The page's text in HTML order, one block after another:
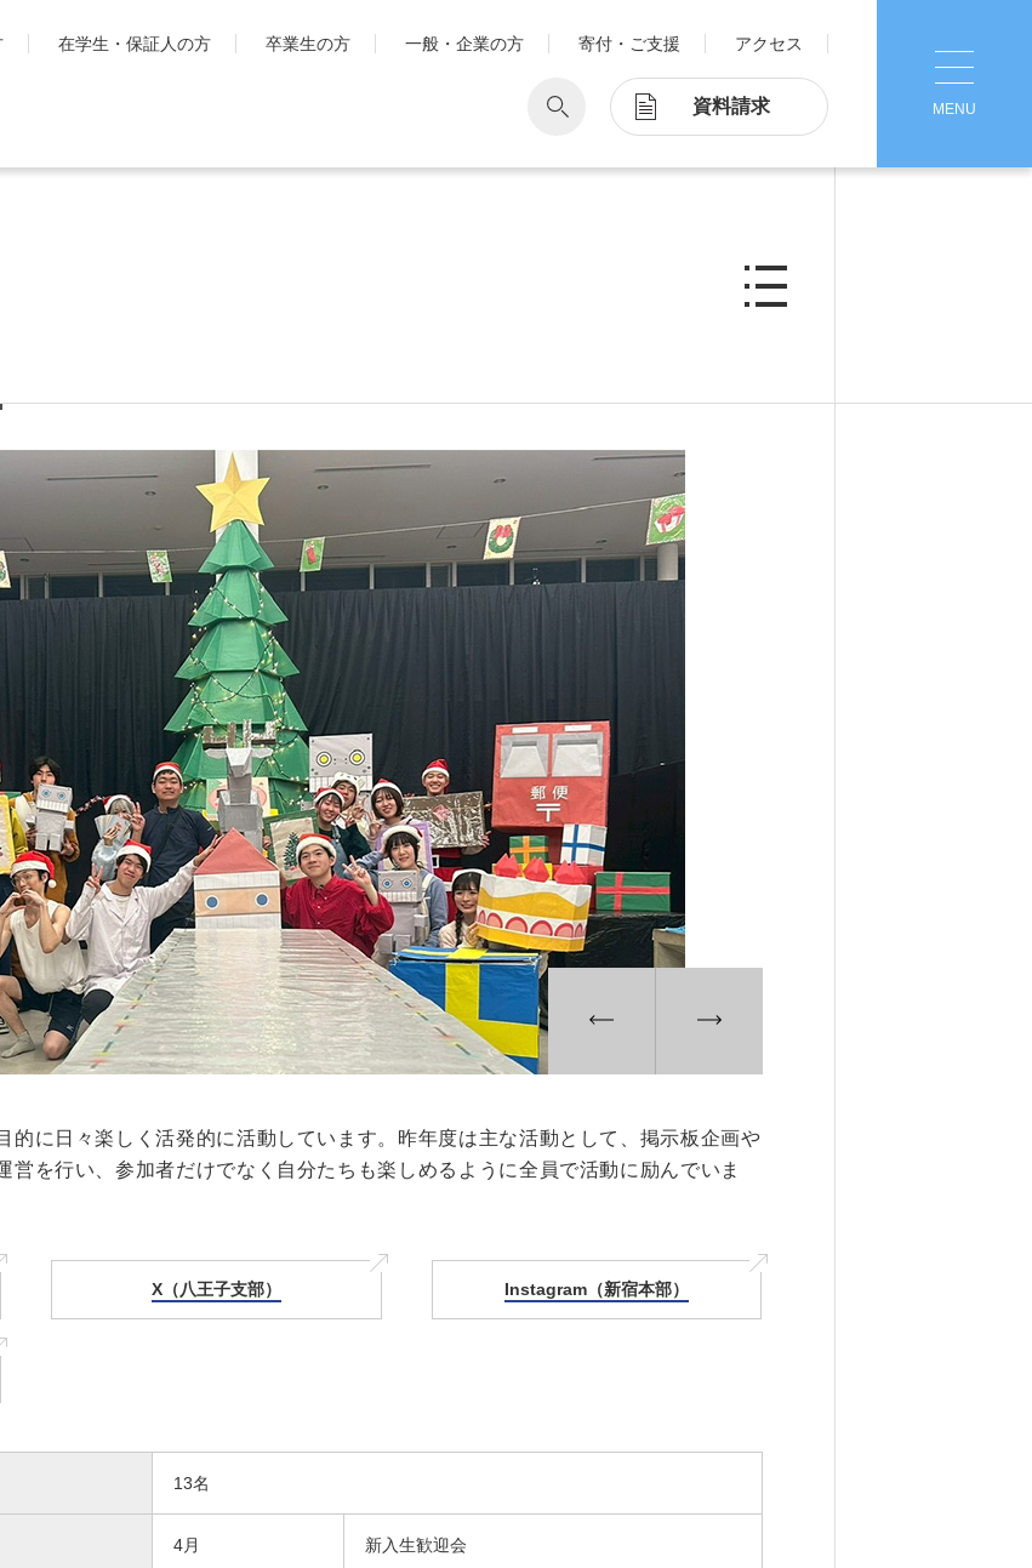
在学生・保証人の方 卒業生の方 一般・企業の方 寄付・ご支援 アクセス
資料請求
MENU
学習支援センター
学生団体ポータルサイト
「SHAiR」
遠隔授業リンク集
キャンパス
新宿キャンパス
八王子キャンパス
施設案内
動画・パンフレット
1. Action！x 工学院大学
的に日々楽しく活発的に活動しています。昨年度は主な活動として、掲示板企画や
営を行い、参加者だけでなく自分たちも楽しめるように全員で活動に励んでいま
X（八王子支部） Instagram（新宿本部）
13名
4月 新入生歓迎会